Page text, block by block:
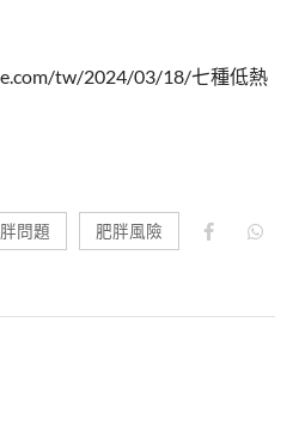
tw/2024/03/18/七種低熱
問題 肥胖風險